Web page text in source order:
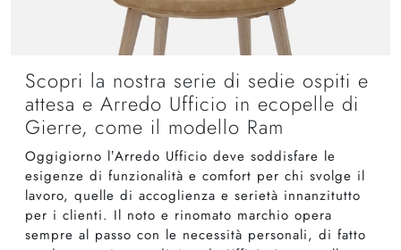
Scopri la nostra serie di sedie ospiti e
attesa e Arredo Ufficio in ecopelle di
Gierre, come il modello Ram
Oggigiorno l’Arredo Ufficio deve soddisfare le
esigenze di funzionalità e comfort per chi svolge il
lavoro, quelle di accoglienza e serietà innanzitutto
per i clienti. Il noto e rinomato marchio opera
sempre al passo con le necessità personali, di fatto